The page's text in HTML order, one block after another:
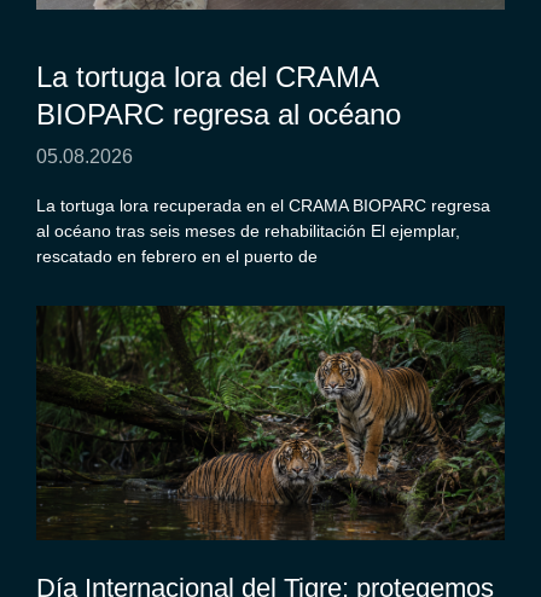
La tortuga lora del CRAMA
BIOPARC regresa al océano
05.08.2026
La tortuga lora recuperada en el CRAMA BIOPARC regresa
al océano tras seis meses de rehabilitación El ejemplar,
rescatado en febrero en el puerto de
Día Internacional del Tigre: protegemos